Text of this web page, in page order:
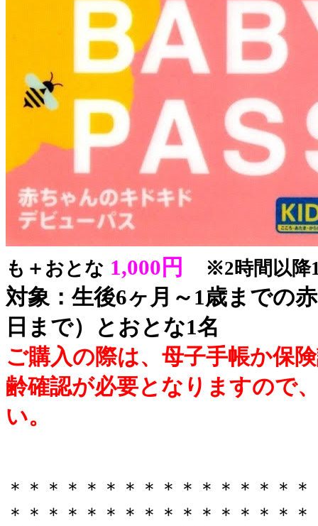
も＋おとな 1,000円 ※2時間以降
対象：生後6ヶ月～1歳までの
日まで）とおとな1名
ご購入の際は、母子手帳か保
齢確認が必要となりますので
い。
＊＊＊＊＊＊＊＊＊＊＊＊＊＊＊
＊＊＊＊＊＊＊＊＊＊＊＊＊＊＊＊